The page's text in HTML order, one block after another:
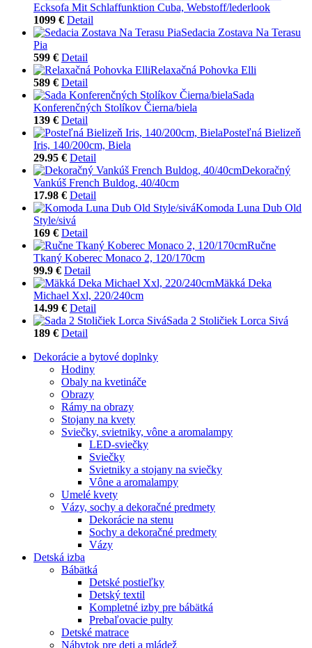
Ecksofa Mit Schlaffunktion Cuba, Webstoff/lederlook
1099 € Detail
Sedacia Zostava Na Terasu
Pia
599 € Detail
Relaxačná Pohovka Elli
589 € Detail
Sada
Konferenčných Stolíkov Čierna/biela
139 € Detail
Posteľná Bielizeň
Iris, 140/200cm, Biela
29.95 € Detail
Dekoračný
Vankúš French Buldog, 40/40cm
17.98 € Detail
Komoda Luna Dub Old
Style/sivá
169 € Detail
Ručne
Tkaný Koberec Monaco 2, 120/170cm
99.9 € Detail
Mäkká Deka
Michael Xxl, 220/240cm
14.99 € Detail
Sada 2 Stoličiek Lorca Sivá
189 € Detail
Dekorácie a bytové doplnky
Hodiny
Obaly na kvetináče
Obrazy
Rámy na obrazy
Stojany na kvety
Sviečky, svietniky, vône a aromalampy
LED-sviečky
Sviečky
Svietniky a stojany na sviečky
Vône a aromalampy
Umelé kvety
Vázy, sochy a dekoračné predmety
Dekorácie na stenu
Sochy a dekoračné predmety
Vázy
Detská izba
Bábätká
Detské postieľky
Detský textil
Kompletné izby pre bábätká
Prebaľovacie pulty
Detské matrace
Nábytok pre deti a mládež